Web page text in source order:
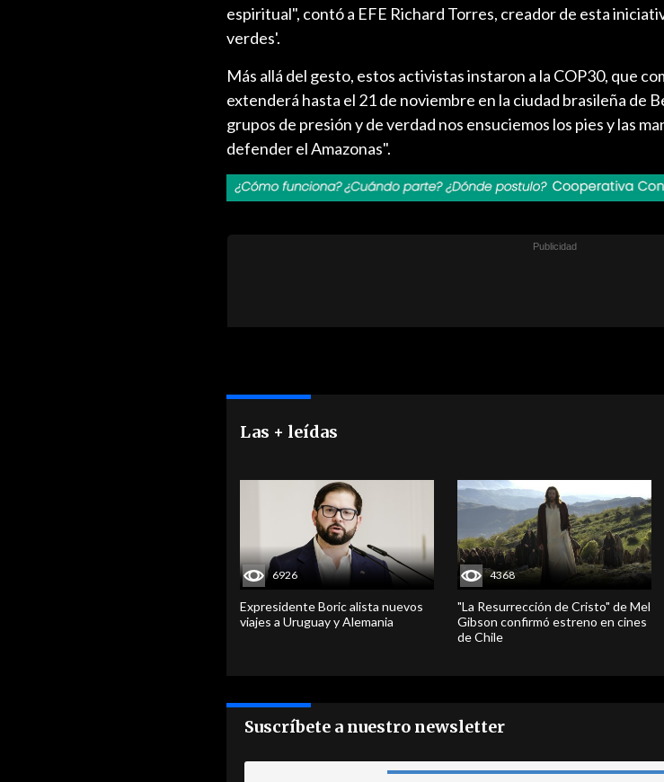
espiritual", contó a EFE Richard Torres, creador de esta
verdes'.
Más allá del gesto, estos activistas instaron a la COP30, que
extenderá hasta el 21 de noviembre en la ciudad brasileña de
grupos de presión y de verdad nos ensuciemos los pies y las
defender el Amazonas".
Las + leídas
6926
Expresidente Boric alista nuevos
viajes a Uruguay y Alemania
4368
"La Resurrección de Cristo" de Mel
Gibson confirmó estreno en cines
de Chile
Suscríbete a nuestro newsletter